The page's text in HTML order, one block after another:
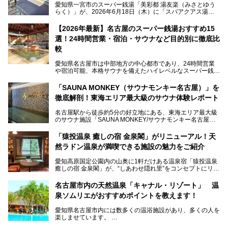
愛知県一宮市のスーパー銭湯「美彩都 湯友楽（みさとゆう
らく）」が、2026年6月18日（木）に「スパアクアス湯友
この地で30年にわたり愛され続けてきた施設だからこそ、
地元住民をはじめオープンを待ちわびている人も多いのでは
ないでしょうか。
老朽化した設備の補修を機に、2年前からじっくり構想を練
ってきたというだけあって、館内の充実度は想像以上。
以前の4倍に拡張したという露天エリアや10の浴槽、40人収
容の巨大なスタジアムサウナに、岩盤浴やリラクゼーション
までまるごと楽しめる施設に生まれ変わりました。
今回は、全面リニューアルして新しくなった「スパアクアス
【2026年最新】名古屋のスーパー銭湯おすすめ15
選！24時間営業・宿泊・サウナなど目的別に徹底比
較
愛知県名古屋市は中部地方の中心都市であり、24時間営業
や宿泊可能、本格サウナを備えたハイレベルなスーパー銭湯
そのため、「日々の仕事の疲れを心身ともにリセットした
い」「休日に時間を忘れて1日中ダラダラ過ごしたい」「コ
くある点が魅力です！
お好みの温泉施設を見つけて楽しんでくださいね。
「SAUNA MONKEY（サウナモンキー名古屋）」を
徹底解剖！東海エリア最大級のサウナ体験レポート
名古屋駅から徒歩約5分の好立地にある、東海エリア最大級
のサウナ施設「SAUNA MONKEY/サウナモンキー名古屋」
「名古屋駅周辺ってサウナが少ないよね」という声をよく耳
にするだけあり、アクセスの良さにも胸が高鳴ります。
今回は普段は男性専用となっているパブリックサウナが、女
さっそく取材してきました！
「猿投温泉 癒しの宿 金泉閣」がリニューアル！天
然ラドン温泉が満喫できる施設の魅力をご紹介
愛知高原国定公園内の山奥に1軒だけある温泉宿「猿投温泉
癒しの宿 金泉閣」が、“しあわせ隠れ里”をコンセプトにリニ
天然ラドン温泉が堪能できるお風呂や、新設・改装された客
室、地元の食材と温泉水で作られたお料理……。
ご紹介します。
名古屋市内の天然温泉「キャナル・リゾート」 温
泉ソムリエがおすすめポイントを教えます！
愛知県名古屋市内には数多くの温浴施設があり、多くの人を
楽しませています。